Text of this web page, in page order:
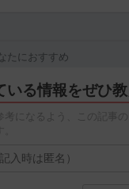
たにおすすめ
いる情報をぜひ教
になるよう、この記事